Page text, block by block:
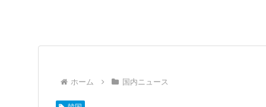
ホーム 国内ニュース